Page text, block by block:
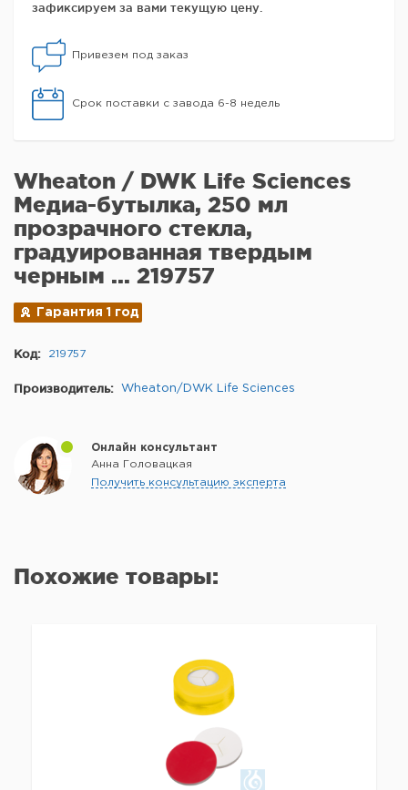
зафиксируем за вами текущую цену.
Привезем под заказ
Срок поставки с завода 6-8 недель
Wheaton / DWK Life Sciences
Медиа-бутылка, 250 мл
прозрачного стекла,
градуированная твердым
черным ... 219757
Гарантия 1 год
Код: 219757
Производитель: Wheaton/DWK Life Sciences
Онлайн консультант
Анна Головацкая
Получить консультацию эксперта
Похожие товары: